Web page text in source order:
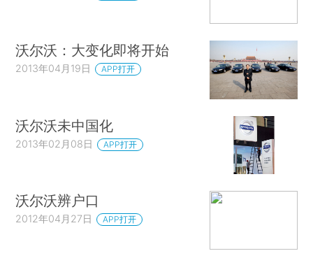
沃尔沃：大变化即将开始
2013年04月19日 APP打开
沃尔沃未中国化
2013年02月08日 APP打开
沃尔沃辨户口
2012年04月27日 APP打开